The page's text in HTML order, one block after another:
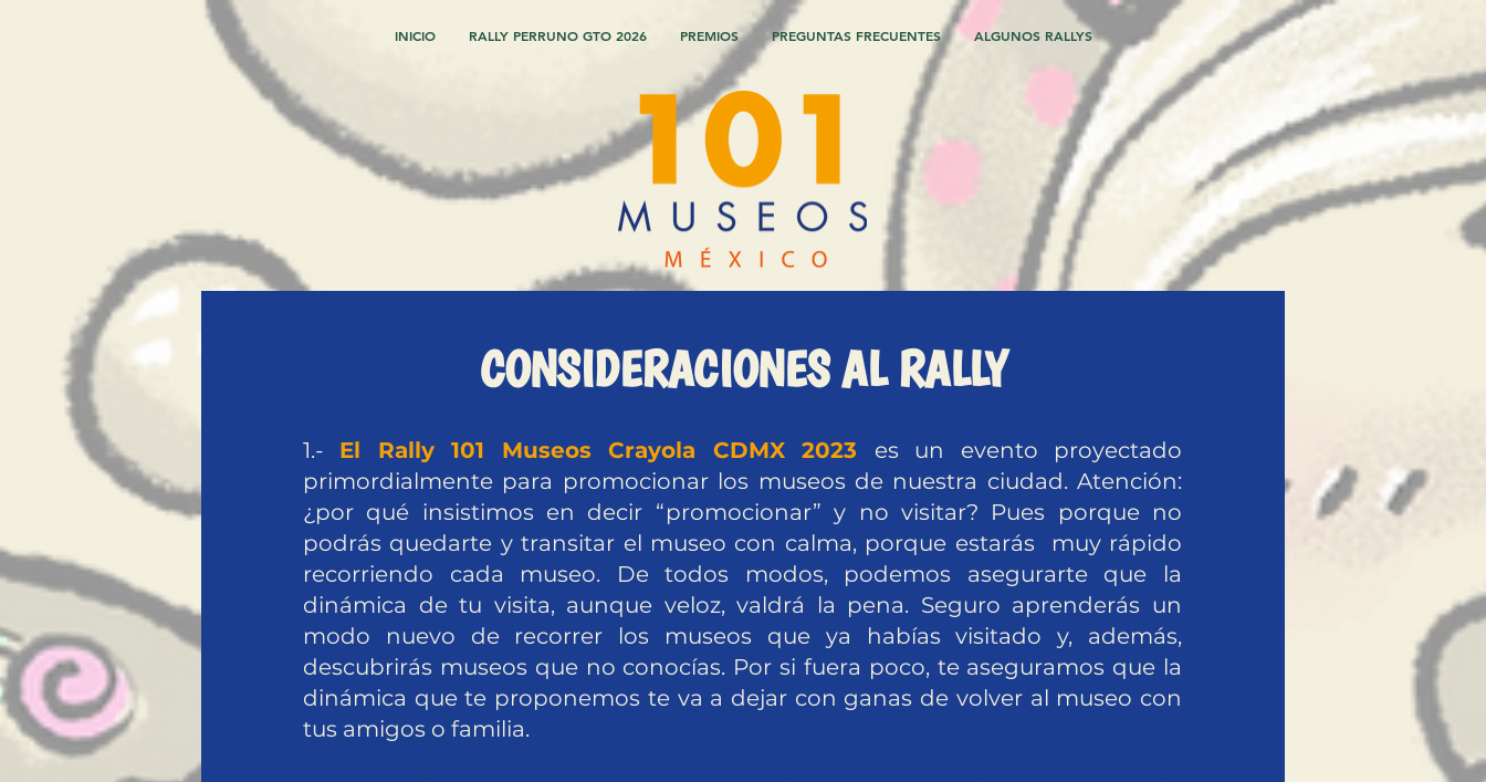
INICIO RALLY PERRUNO GTO 2026 PREMIOS PREGUNTAS FRECUENTES ALGUNOS RALLYS
CONSIDERACIONES AL RALLY
1.- El Rally 101 Museos Crayola CDMX 2023 es un evento proyectado
primordialmente para promocionar los museos de nuestra ciudad. Atención:
¿por qué insistimos en decir “promocionar” y no visitar? Pues porque no
podrás quedarte y transitar el museo con calma, porque estarás muy rápido
recorriendo cada museo. De todos modos, podemos asegurarte que la
dinámica de tu visita, aunque veloz, valdrá la pena. Seguro aprenderás un
modo nuevo de recorrer los museos que ya habías visitado y, además,
descubrirás museos que no conocías. Por si fuera poco, te aseguramos que la
dinámica que te proponemos te va a dejar con ganas de volver al museo con
tus amigos o familia.